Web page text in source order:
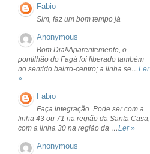
Fabio
Sim, faz um bom tempo já
Anonymous
Bom Dia!!Aparentemente, o
pontilhão do Fagá foi liberado também
no sentido bairro-centro; a linha se…Ler
»
Fabio
Faça integração. Pode ser com a
linha 43 ou 71 na região da Santa Casa,
com a linha 30 na região da …Ler »
Anonymous